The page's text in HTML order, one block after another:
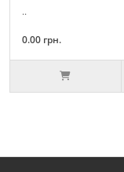
..
0.00 грн.